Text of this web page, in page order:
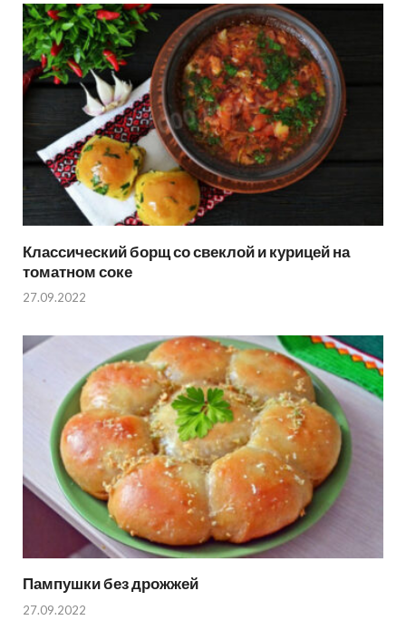
Классический борщ со свеклой и курицей на
томатном соке
27.09.2022
Пампушки без дрожжей
27.09.2022